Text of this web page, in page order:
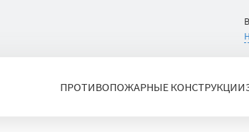
ПРОТИВОПОЖАРНЫЕ КОНСТРУКЦИИ